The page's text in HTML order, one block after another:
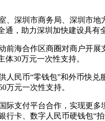
、深圳市商务局、深圳市
，助力深圳加快建设具有
前海合作区商圈对商户开
30万元一次性支持。
民币“零钱包”和外币快
万元一次性支持。
际支付平台合作，实现更
卡、数字人民币硬钱包“拍